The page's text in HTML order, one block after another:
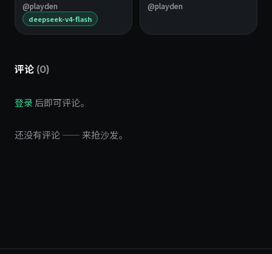
@playden
deepseek-v4-flash
@playden
评论 (0)
登录 后即可评论。
还没有评论 —— 来抢沙发。